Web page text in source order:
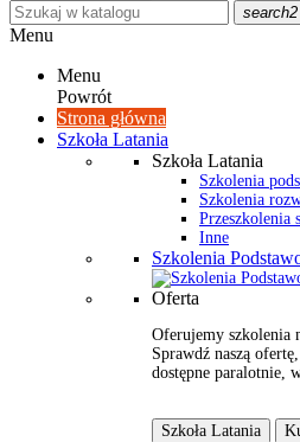
search2
Menu
Menu
Powrót
Strona główna
Szkoła Latania
Szkoła Latania
Szkolenia
Szkolenia
Przeszkolenia
Inne
Szkolenia
Oferta
Oferujemy szkolenia
Sprawdź naszą
dostępne paralotnie,
Szkoła Latania